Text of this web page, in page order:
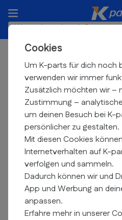
Cookies
Um K-parts für dich noch
verwenden wir immer
Zusätzlich möchten wir –
Zustimmung –
um deinen Besuch bei K-
persönlicher zu gestalten.
Mit diesen Cookies
Internetverhalten auf K-
verfolgen und sammeln.
Dadurch können wir und
App und Werbung an
anpassen.
Erfahre mehr in unserer
K-
Heute vor
Stoßdämpfer & Gabeln
Gabelbrücken
Filtern